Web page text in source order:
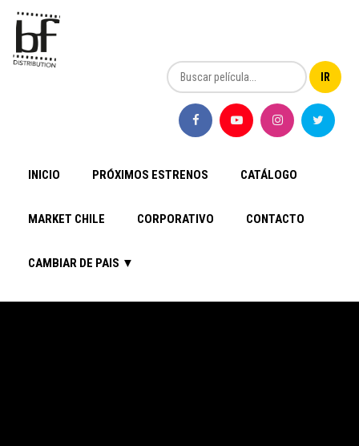
INICIO PRÓXIMOS ESTRENOS CATÁLOGO
MARKET CHILE CORPORATIVO CONTACTO
CAMBIAR DE PAIS ▼